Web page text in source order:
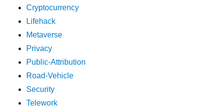
Cryptocurrency
Lifehack
Metaverse
Privacy
Public-Attribution
Road-Vehicle
Security
Telework